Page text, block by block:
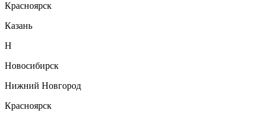
Красноярск
Казань
Н
Новосибирск
Нижний Новгород
Красноярск